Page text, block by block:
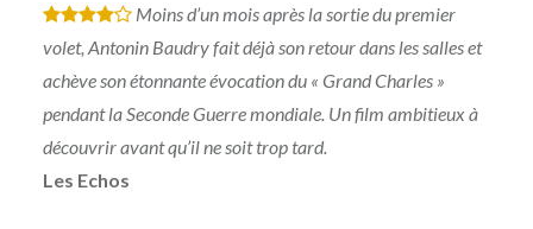
* * * *
Moins d’un mois après la sortie du premier
volet, Antonin Baudry fait déjà son retour dans les salles et
achève son étonnante évocation du « Grand Charles »
pendant la Seconde Guerre mondiale. Un film ambitieux à
découvrir avant qu’il ne soit trop tard.
Les Echos